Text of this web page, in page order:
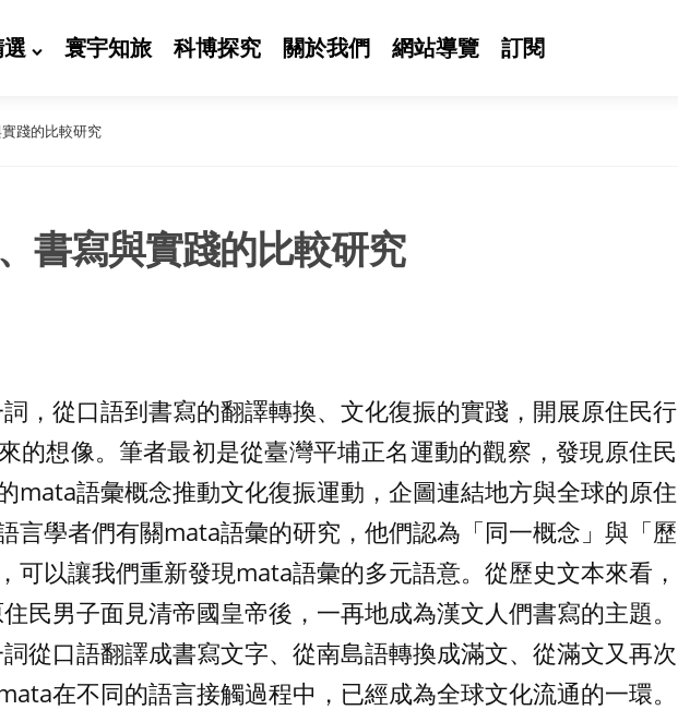
寰宇知旅 科博探究 關於我們 網站導覽 訂閱
踐的比較研究
書寫與實踐的比較研究
，從口語到書寫的翻譯轉換、文化復振的實踐，開展原住民行
的想像。筆者最初是從臺灣平埔正名運動的觀察，發現原住民
mata語彙概念推動文化復振運動，企圖連結地方與全球的原住
言學者們有關mata語彙的研究，他們認為「同一概念」與「歷
可以讓我們重新發現mata語彙的多元語意。從歷史文本來看，
民男子面見清帝國皇帝後，一再地成為漢文人們書寫的主題。
從口語翻譯成書寫文字、從南島語轉換成滿文、從滿文又再次
在不同的語言接觸過程中，已經成為全球文化流通的一環。